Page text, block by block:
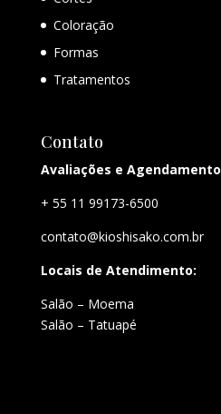
Coloração
Formas
Tratamentos
Contato
Avaliações e Agendamento
+ 55 11 99173-6500
contato@kioshisako.com.br
Locais de Atendimento:
Salão – Moema
Salão – Tatuapé